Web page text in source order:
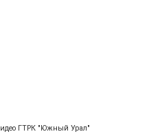
ГТРК "Южный Урал"